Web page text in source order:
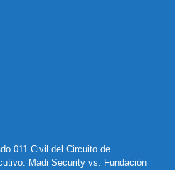
011 Civil del Circuito de
Madi Security vs. Fundación